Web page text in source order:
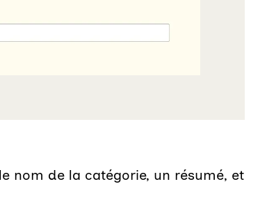
nom de la catégorie, un résumé, et